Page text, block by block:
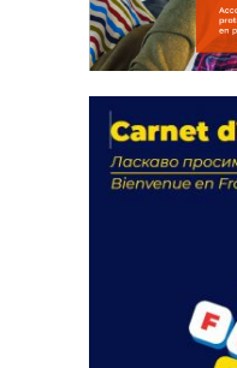
actions
18 septembre 2023
FEUILLETER